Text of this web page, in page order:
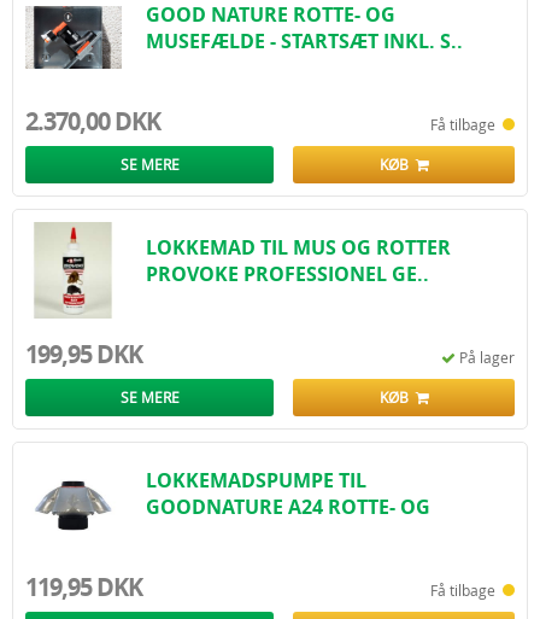
GOOD NATURE ROTTE- OG
MUSEFÆLDE - STARTSÆT INKL. S..
2.370,00 DKK Få tilbage
SE MERE KØB
LOKKEMAD TIL MUS OG ROTTER
PROVOKE PROFESSIONEL GE..
199,95 DKK På lager
SE MERE KØB
LOKKEMADSPUMPE TIL
GOODNATURE A24 ROTTE- OG
119,95 DKK Få tilbage